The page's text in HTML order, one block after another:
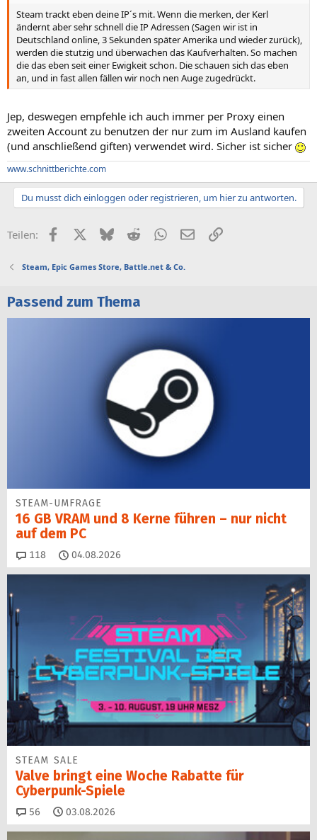
Steam trackt eben deine IP´s mit. Wenn die merken, der Kerl
ändernt aber sehr schnell die IP Adressen (Sagen wir ist in
Deutschland online, 3 Sekunden später Amerika und wieder zurück),
werden die stutzig und überwachen das Kaufverhalten. So machen
die das eben seit einer Ewigkeit schon. Die schauen sich das eben
an, und in fast allen fällen wir noch nen Auge zugedrückt.
Jep, deswegen empfehle ich auch immer per Proxy einen
zweiten Account zu benutzen der nur zum im Ausland kaufen
(und anschließend giften) verwendet wird. Sicher ist sicher
www.schnittberichte.com
Du musst dich einloggen oder registrieren, um hier zu antworten.
Teilen: FacebookX (Twitter)
BlueskyRedditWhatsApp
E-MailLink
Steam, Epic Games Store, Battle.net & Co.
Passend zum Thema
STEAM-UMFRAGE
16 GB VRAM und 8 Kerne führen – nur nicht
auf dem PC
118 Kommentare
04.08.2026
STEAM SALE
Valve bringt eine Woche Rabatte für
Cyberpunk-Spiele
56 Kommentare
03.08.2026